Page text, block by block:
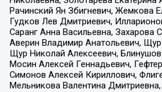
Рачинский Ян Збигневич, Жемкова
Гудков Лев Дмитриевич,
Саранг Анна Васильевна, Захарова
Аверин Владимир Анатольевич,
Щур Николай Алексеевич,
Мосин Алексей Геннадьевич,
Симонов Алексей Кириллович,
Мельникова Валентина